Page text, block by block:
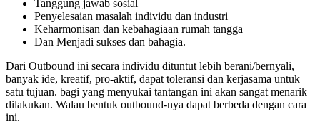
Tanggung jawab sosial
Penyelesaian masalah individu dan industri
Keharmonisan dan kebahagiaan rumah tangga
Dan Menjadi sukses dan bahagia.
Dari Outbound ini secara individu dituntut lebih berani/bernyali,
banyak ide, kreatif, pro-aktif, dapat toleransi dan kerjasama untuk
satu tujuan. bagi yang menyukai tantangan ini akan sangat menarik
dilakukan. Walau bentuk outbound-nya dapat berbeda dengan cara
ini.